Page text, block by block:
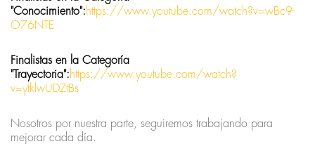
"Conocimiento":https://www.youtube.com/watch?v=wBc9-
O76NTE
Finalistas en la Categoría
"Trayectoria":https://www.youtube.com/watch?
v=ytklwUDZtBs
Nosotros por nuestra parte, seguiremos trabajando para
mejorar cada día.